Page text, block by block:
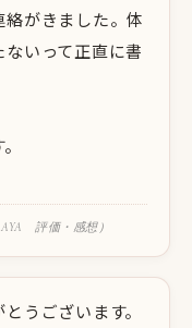
がきました。体
いって正直に書
評価・感想）
うございます。